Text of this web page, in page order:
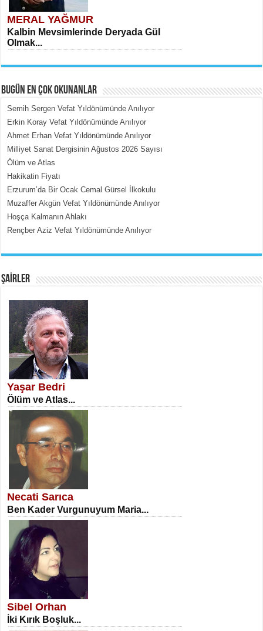
MERAL YAĞMUR
Kalbin Mevsimlerinde Deryada Gül
Olmak...
MEHMET ÇOBAN
İçerdeki Put Dışardaki Maskeler...
SATILMIŞ ÜMİT ÇETİNKAYA
Erkenlik...
NECLA DİLEK ARSLAN
Öğretmenler Günü Mahkemesi...
İSA KARATEPE
Ekranlar Arasında Kaybolan İnsan...
BUGÜN EN ÇOK OKUNANLAR
Semih Sergen Vefat Yıldönümünde Anılıyor
Erkin Koray Vefat Yıldönümünde Anılıyor
Ahmet Erhan Vefat Yıldönümünde Anılıyor
Milliyet Sanat Dergisinin Ağustos 2026 Sayısı
Ölüm ve Atlas
Hakikatin Fiyatı
Erzurum’da Bir Ocak Cemal Gürsel İlkokulu
Muzaffer Akgün Vefat Yıldönümünde Anılıyor
Hoşça Kalmanın Ahlakı
Rençber Aziz Vefat Yıldönümünde Anılıyor
ŞAİRLER
Yaşar Bedri
Ölüm ve Atlas...
Necati Sarıca
Ben Kader Vurgunuyum Maria...
Sibel Orhan
İki Kırık Boşluk...